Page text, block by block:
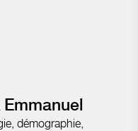
démographie,